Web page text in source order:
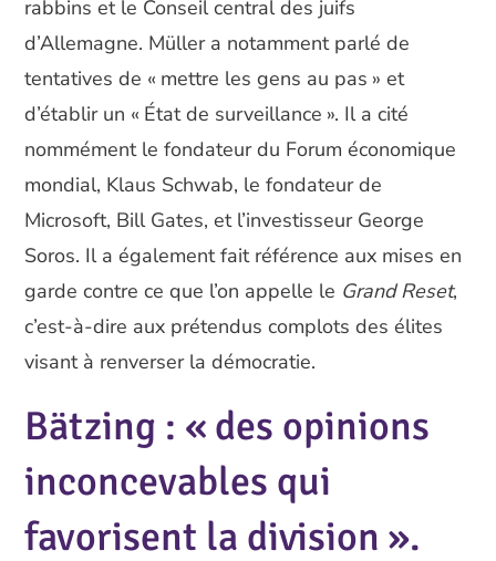
rabbins et le Conseil central des juifs
d’Allemagne. Müller a notamment parlé de
tentatives de « mettre les gens au pas » et
d’établir un « État de surveillance ». Il a cité
nommément le fondateur du Forum économique
mondial, Klaus Schwab, le fondateur de
Microsoft, Bill Gates, et l’investisseur George
Soros. Il a également fait référence aux mises en
garde contre ce que l’on appelle le Grand Reset,
c’est-à-dire aux prétendus complots des élites
visant à renverser la démocratie.
Bätzing : « des opinions
inconcevables qui
favorisent la division ».